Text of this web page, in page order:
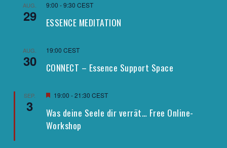
AUG.
29
9:00 -9:30 CEST
ESSENCE MEDITATION
AUG.
30
19:00 CEST
CONNECT – Essence Support Space
SEP.
3
Hervorgehoben
19:00 -21:30 CEST
Was deine Seele dir verrät… Free Online-
Workshop